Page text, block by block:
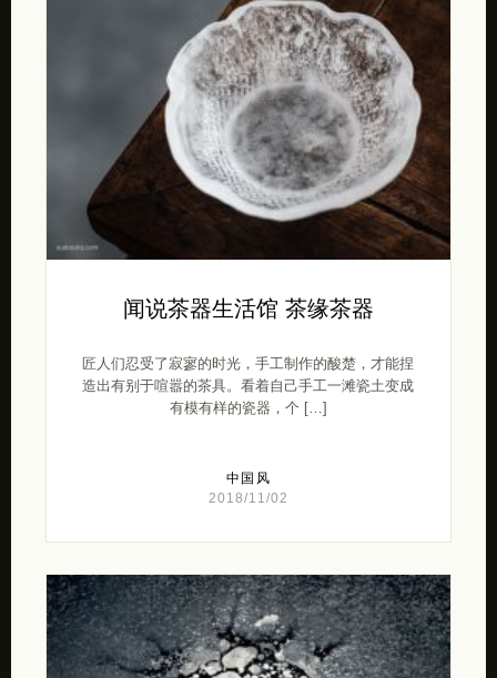
闻说茶器生活馆 茶缘茶器
匠人们忍受了寂寥的时光，手工制作的酸楚，才能捏
造出有别于喧嚣的茶具。看着自己手工一滩瓷土变成
有模有样的瓷器，个 […]
中国风
2018/11/02